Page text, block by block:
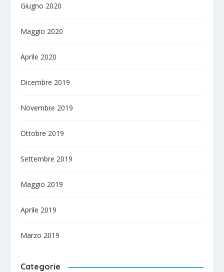
Giugno 2020
Maggio 2020
Aprile 2020
Dicembre 2019
Novembre 2019
Ottobre 2019
Settembre 2019
Maggio 2019
Aprile 2019
Marzo 2019
Categorie